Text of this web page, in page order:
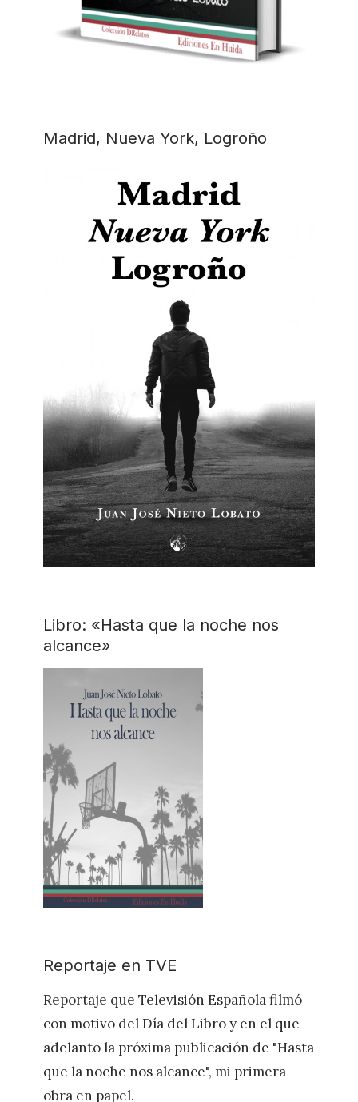
Madrid, Nueva York, Logroño
Libro: «Hasta que la noche nos
alcance»
Reportaje en TVE
Reportaje que Televisión Española filmó
con motivo del Día del Libro y en el que
adelanto la próxima publicación de "Hasta
que la noche nos alcance", mi primera
obra en papel.